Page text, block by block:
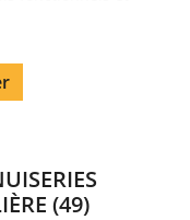
(49)